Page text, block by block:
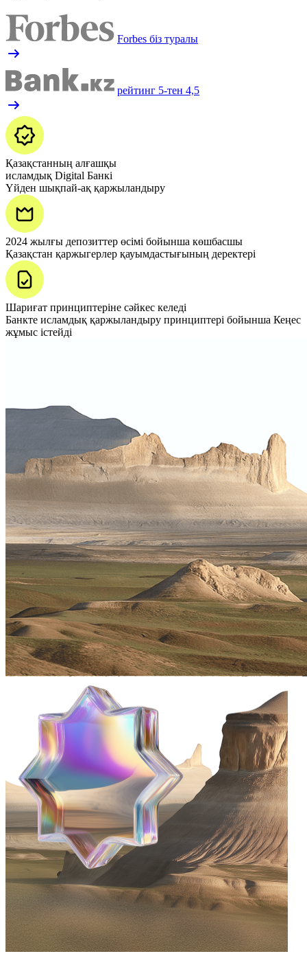
Forbes біз туралы
рейтинг 5-тен 4,5
Қазақстанның алғашқы
исламдық Digital Банкі
Үйден шықпай-ақ қаржыландыру
2024 жылғы депозиттер өсімі бойынша көшбасшы
Қазақстан қаржыгерлер қауымдастығының деректері
Шариғат принциптеріне сәйкес келеді
Банкте исламдық қаржыландыру принциптері бойынша Кеңес
жұмыс істейді